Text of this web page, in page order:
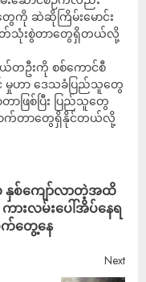
ကို ဆဲဆိုကြိမ်းမောင်း
တ်သုံးစွဲတာတွေရှိတယ်လို့
တဦးကို စစ်ကောင်စီ
မှုဟာ ဒေသခံပြည်သူတွေ
ဖြစ်ပြီး ပြည်သူတွေ
ောက်တာတွေရှိနိုင်တယ်လို့
နှစ်ကျော်လာတဲ့အထိ
ကားလမ်းပေါ်အိပ်နေရ
က်တွေ့နေ
Next